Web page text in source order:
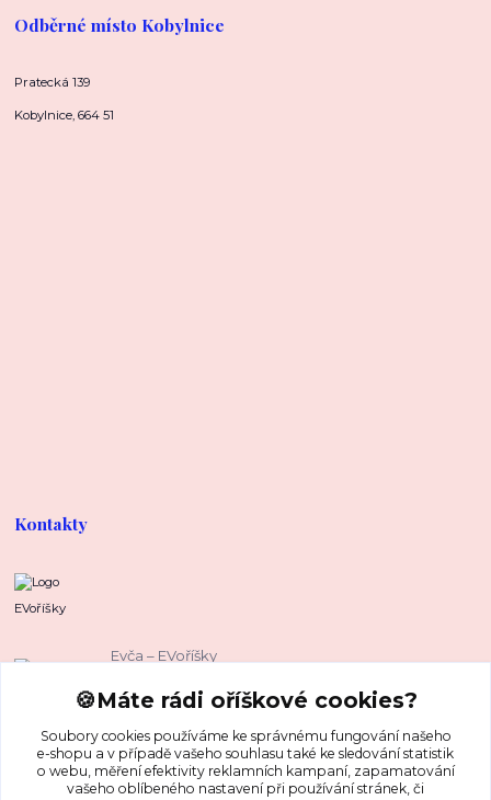
Odběrné místo Kobylnice
Pratecká 139
Kobylnice, 664 51
Kontakty
EVoříšky
Evča – EVoříšky
(Po-Pá, 8-16 hod.)
evca@evorisky.cz
🍪Máte rádi oříškové cookies?
Soubory cookies používáme ke správnému fungování našeho
e-shopu a v případě vašeho souhlasu také ke sledování statistik
o webu, měření efektivity reklamních kampaní, zapamatování
vašeho oblíbeného nastavení při používání stránek, či